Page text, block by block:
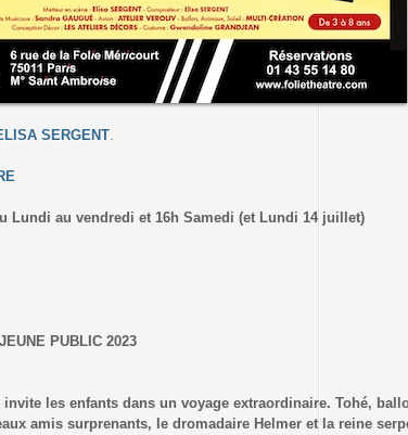
SERGENT.
Lundi au vendredi et 16h Samedi (et Lundi 14 juillet)
PUBLIC 2023
les enfants dans un voyage extraordinaire. Tohé,
amis surprenants, le dromadaire Helmer et la reine